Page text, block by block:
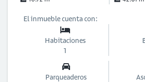
El inmueble cuenta con:
Habitaciones
1
Parqueaderos